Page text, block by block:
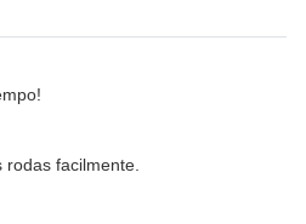
facilmente.